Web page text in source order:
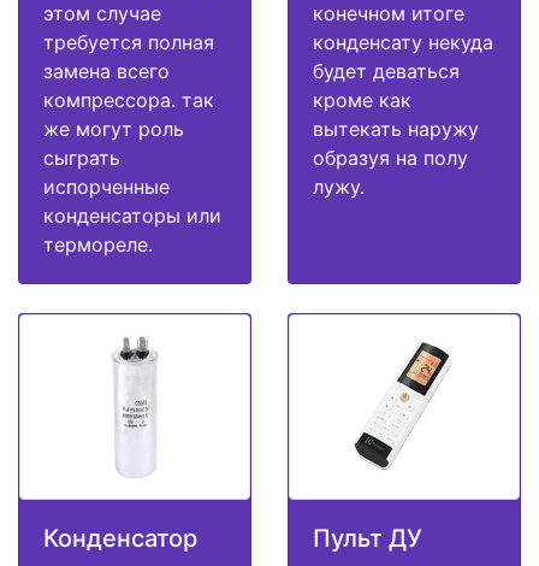
этом случае
требуется полная
замена всего
компрессора. так
же могут роль
сыграть
испорченные
конденсаторы или
термореле.
конечном итоге
конденсату некуда
будет деваться
кроме как
вытекать наружу
образуя на полу
лужу.
Конденсатор Пульт ДУ